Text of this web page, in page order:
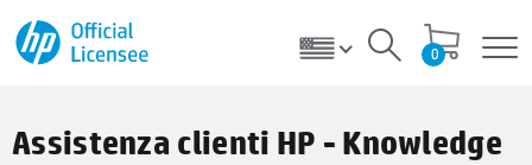
0
Assistenza clienti HP - Knowledge